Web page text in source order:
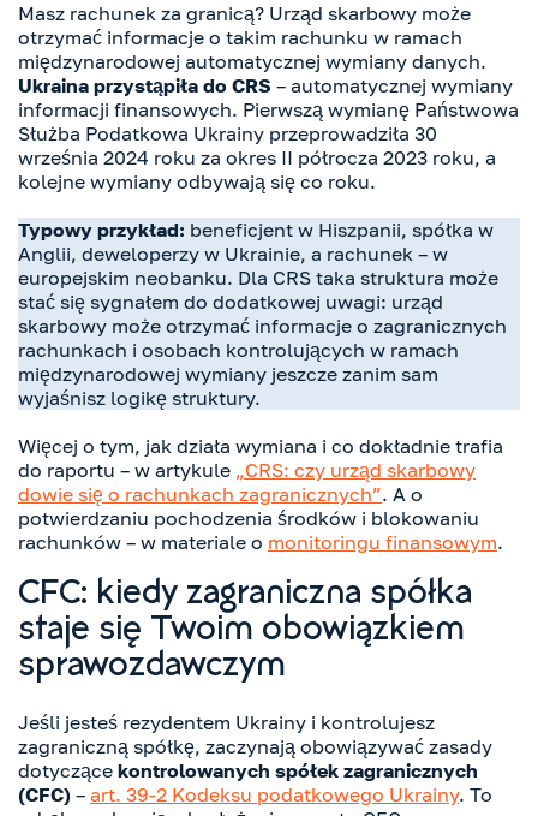
Masz rachunek za granicą? Urząd skarbowy może
otrzymać informacje o takim rachunku w ramach
międzynarodowej automatycznej wymiany danych.
Ukraina przystąpiła do CRS – automatycznej wymiany
informacji finansowych. Pierwszą wymianę Państwowa
Służba Podatkowa Ukrainy przeprowadziła 30
września 2024 roku za okres II półrocza 2023 roku, a
kolejne wymiany odbywają się co roku.
Typowy przykład: beneficjent w Hiszpanii, spółka w
Anglii, deweloperzy w Ukrainie, a rachunek – w
europejskim neobanku. Dla CRS taka struktura może
stać się sygnałem do dodatkowej uwagi: urząd
skarbowy może otrzymać informacje o zagranicznych
rachunkach i osobach kontrolujących w ramach
międzynarodowej wymiany jeszcze zanim sam
wyjaśnisz logikę struktury.
Więcej o tym, jak działa wymiana i co dokładnie trafia
do raportu – w artykule „CRS: czy urząd skarbowy
dowie się o rachunkach zagranicznych”. A o
potwierdzaniu pochodzenia środków i blokowaniu
rachunków – w materiale o monitoringu finansowym.
CFC: kiedy zagraniczna spółka
staje się Twoim obowiązkiem
sprawozdawczym
Jeśli jesteś rezydentem Ukrainy i kontrolujesz
zagraniczną spółkę, zaczynają obowiązywać zasady
dotyczące kontrolowanych spółek zagranicznych
(CFC) – art. 39-2 Kodeksu podatkowego Ukrainy. To